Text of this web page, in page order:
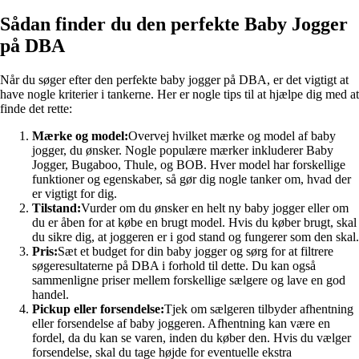
Sådan finder du den perfekte Baby Jogger
på DBA
Når du søger efter den perfekte baby jogger på DBA, er det vigtigt at
have nogle kriterier i tankerne. Her er nogle tips til at hjælpe dig med at
finde det rette:
Mærke og model:Overvej hvilket mærke og model af baby
jogger, du ønsker. Nogle populære mærker inkluderer Baby
Jogger, Bugaboo, Thule, og BOB. Hver model har forskellige
funktioner og egenskaber, så gør dig nogle tanker om, hvad der
er vigtigt for dig.
Tilstand:Vurder om du ønsker en helt ny baby jogger eller om
du er åben for at købe en brugt model. Hvis du køber brugt, skal
du sikre dig, at joggeren er i god stand og fungerer som den skal.
Pris:Sæt et budget for din baby jogger og sørg for at filtrere
søgeresultaterne på DBA i forhold til dette. Du kan også
sammenligne priser mellem forskellige sælgere og lave en god
handel.
Pickup eller forsendelse:Tjek om sælgeren tilbyder afhentning
eller forsendelse af baby joggeren. Afhentning kan være en
fordel, da du kan se varen, inden du køber den. Hvis du vælger
forsendelse, skal du tage højde for eventuelle ekstra